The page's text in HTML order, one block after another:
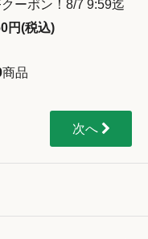
ーポン！8/7 9:59迄
円(税込)
商品
次へ